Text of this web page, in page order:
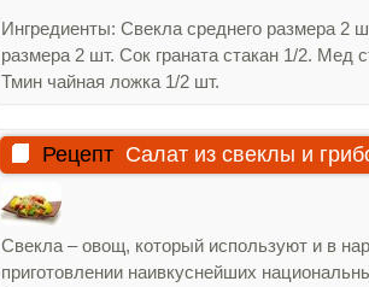
Ингредиенты: Свекла среднего размера 2
размера 2 шт. Сок граната стакан 1/2. Мед
Тмин чайная ложка 1/2 шт.
Рецепт Салат из свеклы и
Свекла – овощ, который используют и в
приготовлении наивкуснейших